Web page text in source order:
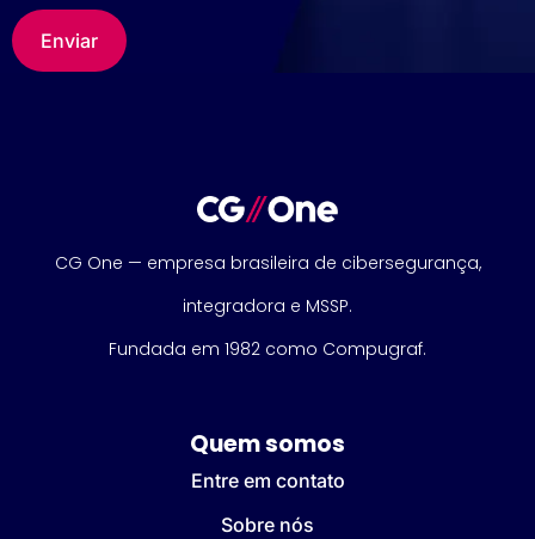
CG One — empresa brasileira de cibersegurança,
integradora e MSSP.
Fundada em 1982 como Compugraf.
Quem somos
Entre em contato
Sobre nós